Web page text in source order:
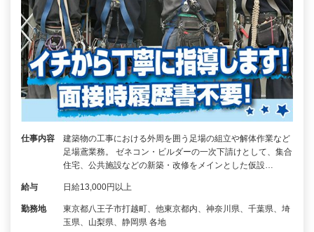
仕事内容
建築物の工事における外周を囲う足場の組立や解体作業など
足場鳶業務。 ゼネコン・ビルダーの一次下請けとして、集合
住宅、公共施設などの新築・改修をメインとした仮設…
給与 日給13,000円以上
勤務地
東京都八王子市打越町、他東京都内、神奈川県、千葉県、埼
玉県、山梨県、静岡県 各地